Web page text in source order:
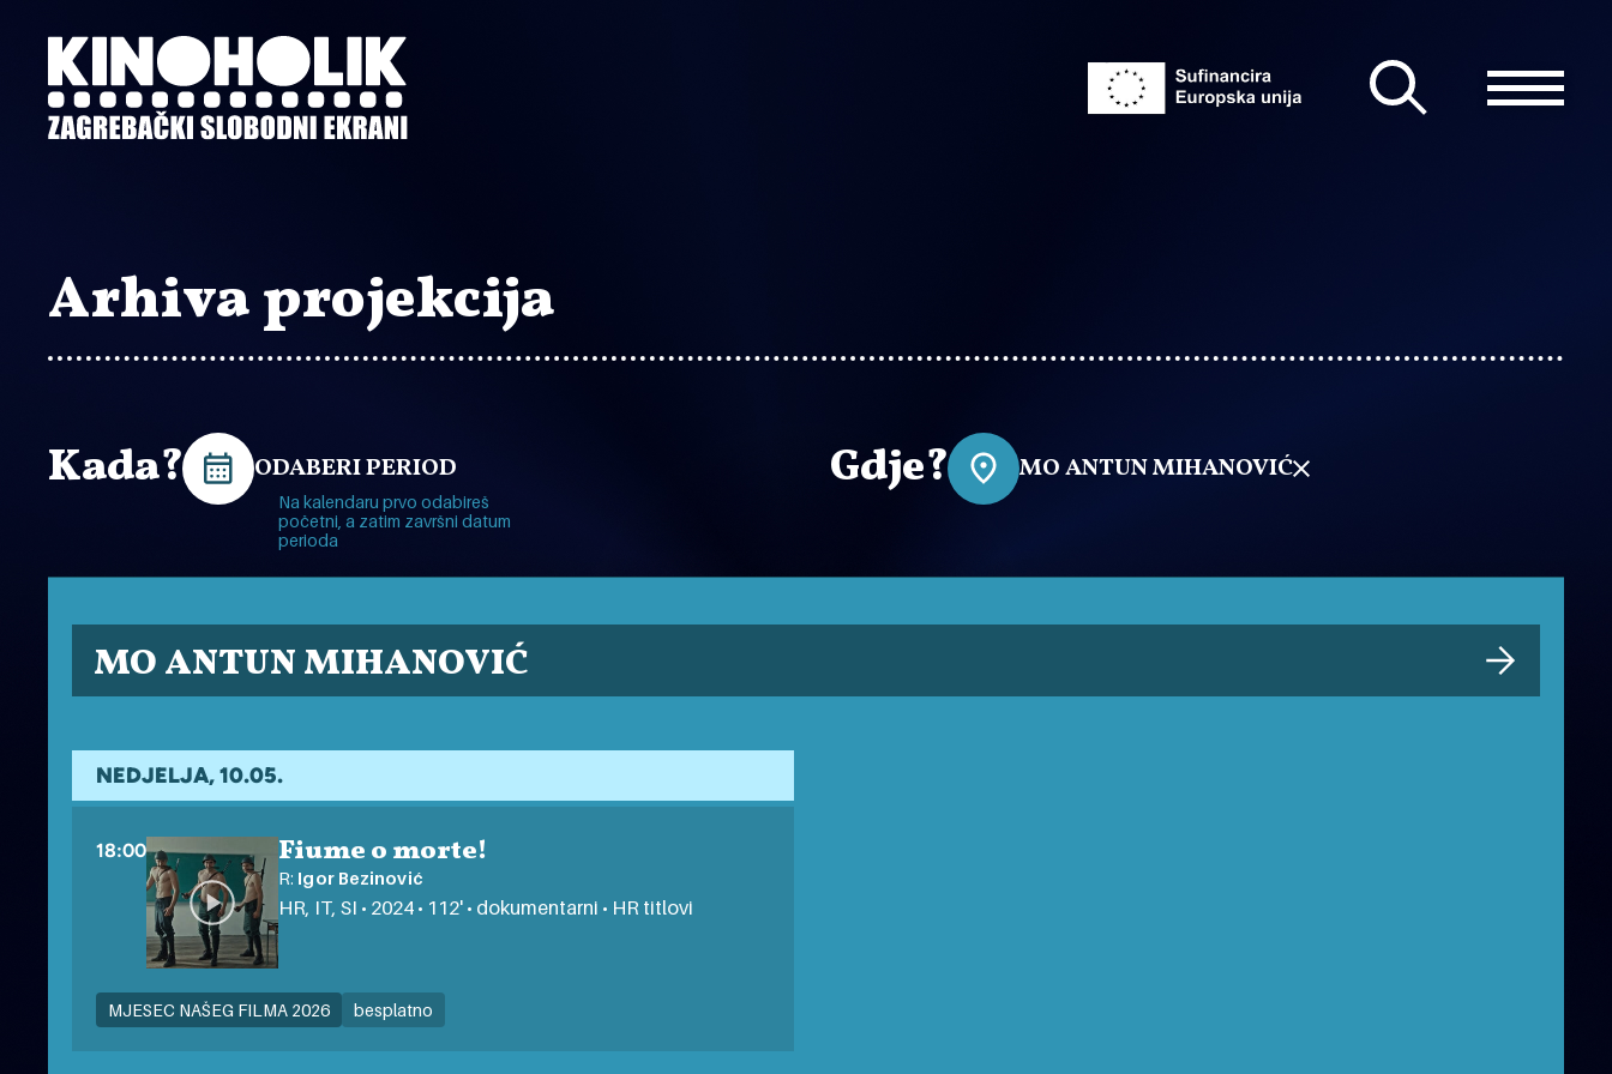
sadržaj
Arhiva projekcija
Kada? ODABERI PERIOD
Na kalendaru prvo odabireš
početni, a zatim završni datum
perioda
Gdje? MO ANTUN MIHANOVIĆ
MO ANTUN MIHANOVIĆ
NEDJELJA, 10.05.
18:00 Fiume o morte!
R: Igor Bezinović
HR, IT, SI • 2024 • 112' • dokumentarni • HR titlovi
MJESEC NAŠEG FILMA 2026 besplatno